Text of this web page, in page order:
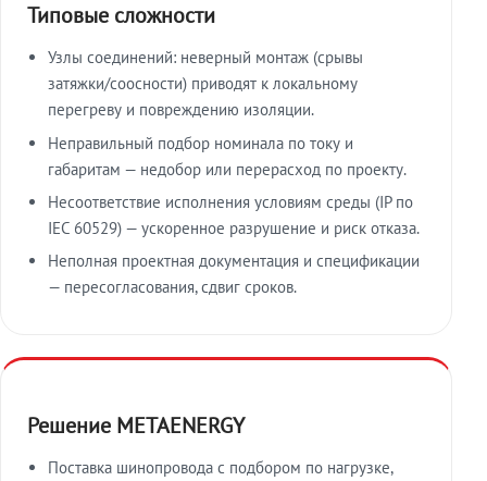
Типовые сложности
Узлы соединений: неверный монтаж (срывы
затяжки/соосности) приводят к локальному
перегреву и повреждению изоляции.
Неправильный подбор номинала по току и
габаритам — недобор или перерасход по проекту.
Несоответствие исполнения условиям среды (IP по
IEC 60529) — ускоренное разрушение и риск отказа.
Неполная проектная документация и спецификации
— пересогласования, сдвиг сроков.
Решение METAENERGY
Поставка шинопровода с подбором по нагрузке,